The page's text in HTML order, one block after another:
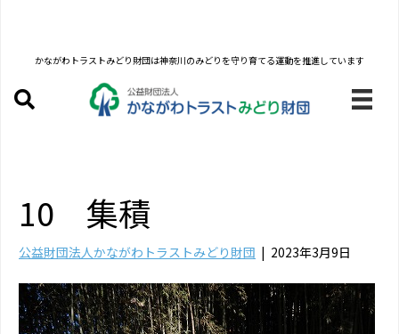
かながわトラストみどり財団は神奈川のみどりを守り育てる運動を推進しています
10 集積
公益財団法人かながわトラストみどり財団 | 2023年3月9日